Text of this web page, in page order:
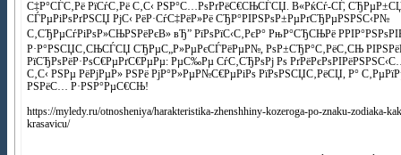
С‡Р°СЃС‚Рё РїСѓС‚Рё С‚С‹ РЅР°С…РѕРґРёС€СЊСЃСЏ. В«РќСѓ-СЃ,
СЃРµРіРѕРґРЅСЏ РјС‹ РёР·СѓС‡РёР»Рё СЂР°РІРЅРѕР±РµРґСЂРµРЅРЅС‹Р№
С‚СЂРµСѓРіРѕР»СЊРЅРёРєВ» вЂ” РїРѕРїС‹С‚РєР° РњР°СЂСЊРё
Р·Р°РЅСЏС‚СЊСЃСЏ СЂРµС„Р»РµРєСЃРёРµР№, РѕР±СЂР°С‚РёС‚СЊ
РїСЂРѕРёР·РѕС€РµРґС€РµРµ: РµС‰Рµ СѓС‚СЂРѕРј Рѕ
С‚С‹ РЅРµ РёРјРµР» РЅРё РјР°Р»РµР№С€РµРіРѕ РїРѕРЅСЏС‚РёСЏ, Р°
РЅРёС… Р·РЅР°РµС€СЊ!
https://myledy.ru/otnosheniya/harakteristika-zhenshhiny-kozeroga-po-znaku-zodiaka-
krasavicu/